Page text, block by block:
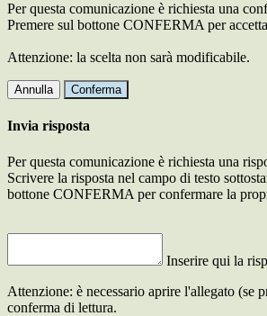
Per questa comunicazione è richiesta una
Premere sul bottone CONFERMA per
Attenzione: la scelta non sarà modificabile.
Annulla Conferma
Invia risposta
Per questa comunicazione è richiesta una
Scrivere la risposta nel campo di testo
bottone CONFERMA per confermare la
Inserire qui la
Attenzione: è necessario aprire l'allegato (se
conferma di lettura.